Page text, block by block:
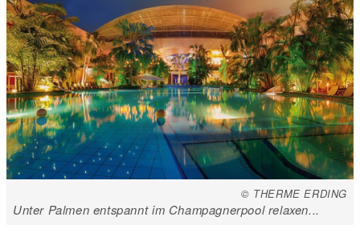
© THERME ERDING
Unter Palmen entspannt im Champagnerpool relaxen...